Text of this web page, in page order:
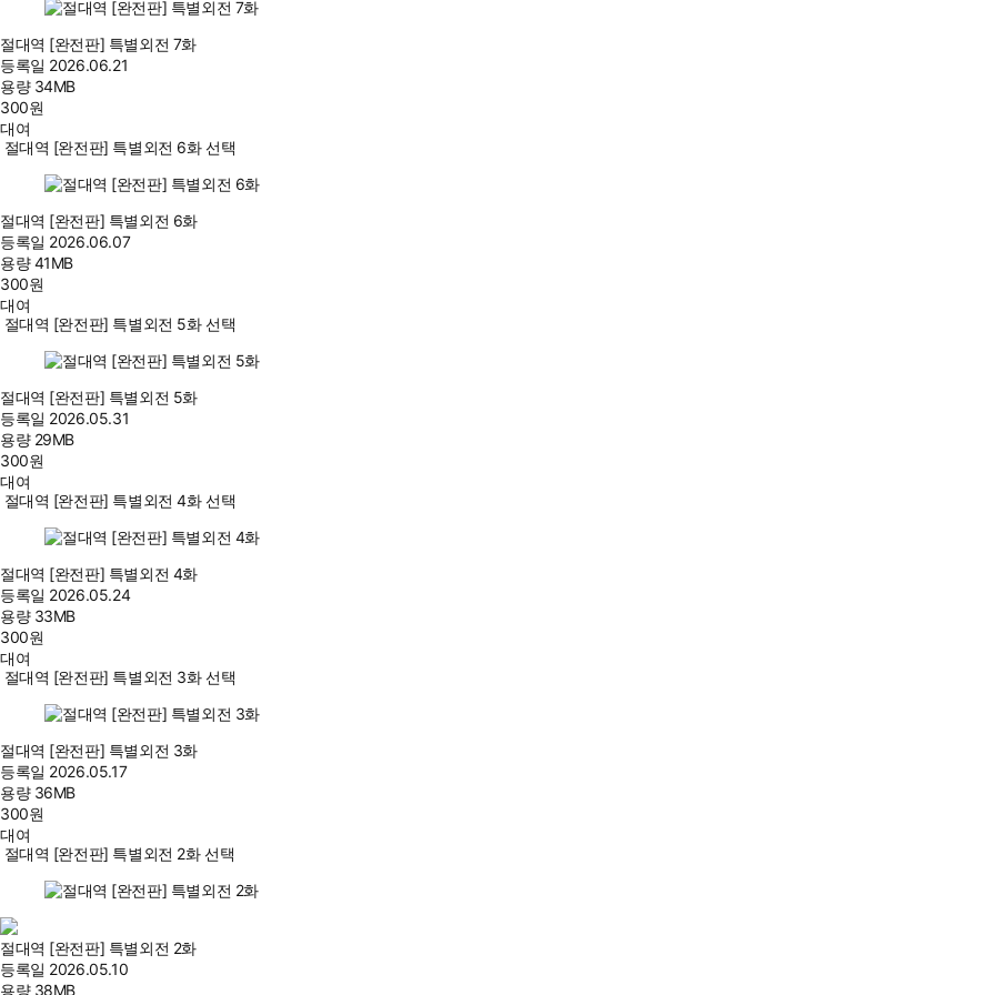
절대역 [완전판] 특별외전 7화
등록일 2026.06.21
용량 34MB
300원
대여
절대역 [완전판] 특별외전 6화 선택
절대역 [완전판] 특별외전 6화
등록일 2026.06.07
용량41MB
300원
대여
절대역 [완전판] 특별외전 5화 선택
절대역 [완전판] 특별외전 5화
등록일 2026.05.31
용량 29MB
300원
대여
절대역 [완전판] 특별외전 4화 선택
절대역 [완전판] 특별외전 4화
등록일 2026.05.24
용량 33MB
300원
대여
절대역 [완전판] 특별외전 3화 선택
절대역 [완전판] 특별외전 3화
등록일 2026.05.17
용량 36MB
300원
대여
절대역 [완전판] 특별외전 2화 선택
절대역 [완전판] 특별외전 2화
등록일 2026.05.10
용량 38MB